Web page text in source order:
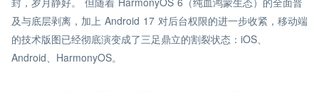
及与底层剥离，加上 Android 17 对后台权限的进一步收紧，移动端
的技术版图已经彻底演变成了三足鼎立的割裂状态：iOS、
Android、HarmonyOS。